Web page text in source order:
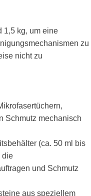
1,5 kg, um eine
zu
nicht zu
Schmutz mechanisch
(ca. 50 ml bis
die
und Schmutz
aus speziellem